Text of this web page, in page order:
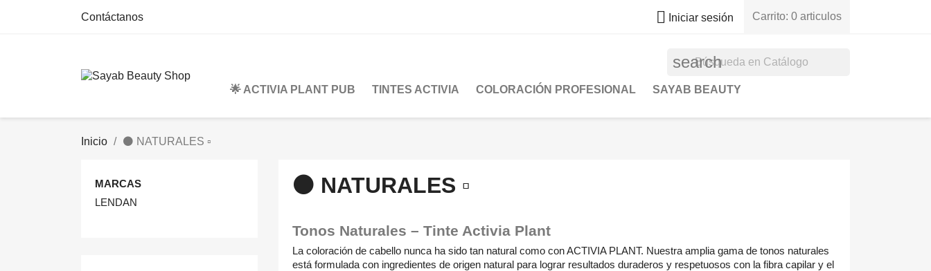
Contáctanos  Iniciar sesión Carrito: 0 articulos
search
🌟 ACTIVIA PLANT PUB TINTES ACTIVIA COLORACIÓN PROFESIONAL SAYAB BEAUTY
Inicio ⚫ NATURALES ▫
MARCAS
LENDAN
⚫ NATURALES ▫
Tonos Naturales – Tinte Activia Plant
La coloración de cabello nunca ha sido tan natural como con ACTIVIA PLANT. Nuestra amplia gama de tonos naturales
está formulada con ingredientes de origen natural para lograr resultados duraderos y respetuosos con la fibra capilar y el